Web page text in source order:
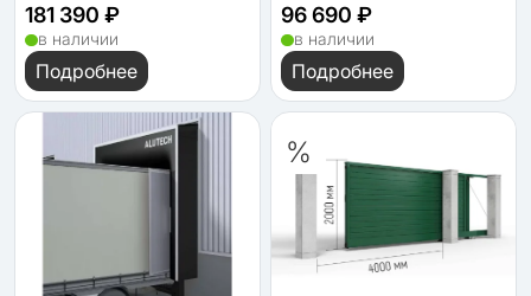
181 390 ₽
в наличии
Подробнее
96 690 ₽
в наличии
Подробнее
%